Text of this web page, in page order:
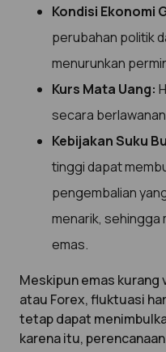
Kondisi Ekonomi
perubahan politik
menurunkan
Kurs Mata Uang:
secara
Kebijakan Suku
tinggi dapat
pengembalian
menarik, sehingga
emas.
Meskipun emas kurang
atau Forex, fluktuasi
tetap dapat
karena itu,